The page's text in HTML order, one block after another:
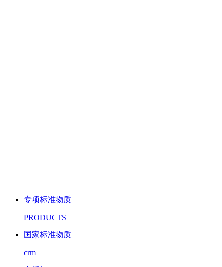
专项标准物质
PRODUCTS
国家标准物质
crm